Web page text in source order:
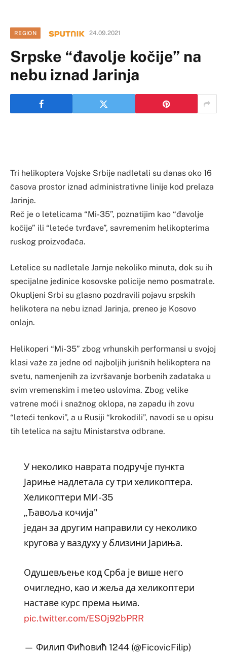
REGION 24.09.2021
Srpske “đavolje kočije” na
nebu iznad Jarinja
Tri helikoptera Vojske Srbije nadletali su danas oko 16
časova prostor iznad administrativne linije kod prelaza
Jarinje.
Reč je o letelicama “Mi-35”, poznatijim kao “đavolje
kočije” ili “leteće tvrđave”, savremenim helikopterima
ruskog proizvođača.
Letelice su nadletale Jarnje nekoliko minuta, dok su ih
specijalne jedinice kosovske policije nemo posmatrale.
Okupljeni Srbi su glasno pozdravili pojavu srpskih
helikotera na nebu iznad Jarinja, preneo je Kosovo
onlajn.
Helikoperi “Mi-35” zbog vrhunskih performansi u svojoj
klasi važe za jedne od najboljih jurišnih helikoptera na
svetu, namenjenih za izvršavanje borbenih zadataka u
svim vremenskim i meteo uslovima. Zbog velike
vatrene moći i snažnog oklopa, na zapadu ih zovu
“leteći tenkovi”, a u Rusiji “krokodili”, navodi se u opisu
tih letelica na sajtu Ministarstva odbrane.
У неколико наврата подручје пункта
Јариње надлетала су три хеликоптера.
Хеликоптери МИ-35
„Ђавоља кочија"
један за другим направили су неколико
кругова у ваздуху у близини Јариња.
Одушевљење код Срба је више него
очигледно, као и жеља да хеликоптери
наставе курс према њима.
pic.twitter.com/ESOj92bPRR
— Филип Фићовић 1244 (@FicovicFilip)